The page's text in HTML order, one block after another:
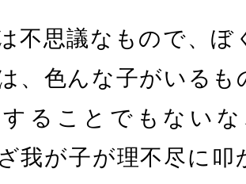
不思議なもので、ぼ
、色んな子がいる
ることでもない
我が子が理不尽に